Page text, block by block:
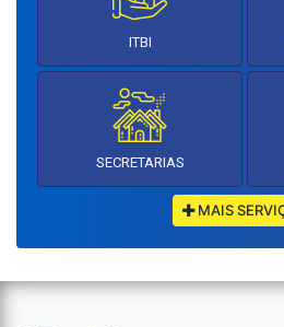
ITBI
SECRETARIAS
MAIS